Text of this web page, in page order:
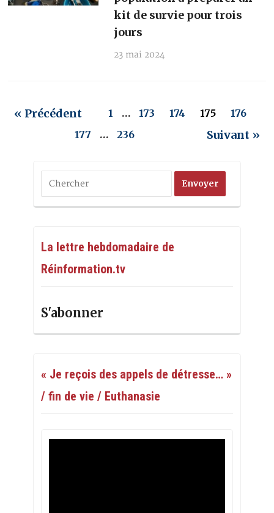
kit de survie pour trois
jours
23 mai 2024
« Précédent 1 … 173 174 175
176
177
… 236 Suivant »
La lettre hebdomadaire de
Réinformation.tv
S'abonner
« Je reçois des appels de détresse… »
/ fin de vie / Euthanasie